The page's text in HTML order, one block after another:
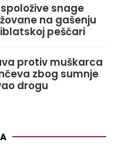
snage
na gašenju
peščari
protiv muškarca
zbog sumnje
drogu